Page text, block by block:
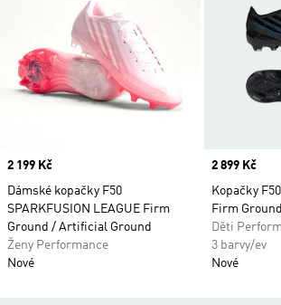
Price
2 199 Kč
Dámské kopačky F50
SPARKFUSION LEAGUE Firm
Ground / Artificial Ground
Ženy Performance
Nové
Price
2 899 Kč
Kopačky
Firm
Děti
3 barvy/ev
Nové